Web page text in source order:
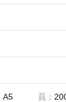
A5 頁：